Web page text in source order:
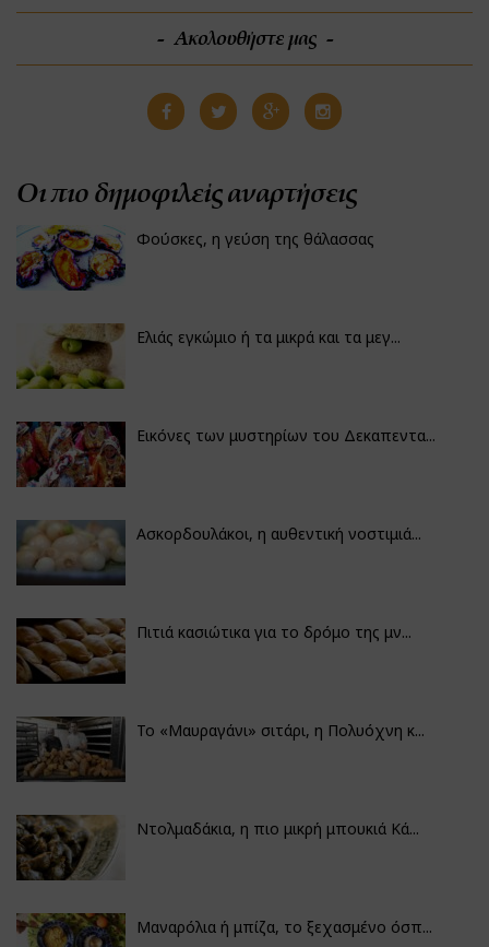
Ακολουθήστε μας
Οι πιο δημοφιλείς αναρτήσεις
Φούσκες, η γεύση της θάλασσας
Ελιάς εγκώμιο ή τα μικρά και τα μεγ...
Εικόνες των μυστηρίων του Δεκαπεντα...
Ασκορδουλάκοι, η αυθεντική νοστιμιά...
Πιτιά κασιώτικα για το δρόμο της μν...
Το «Μαυραγάνι» σιτάρι, η Πολυόχνη κ...
Ντολμαδάκια, η πιο μικρή μπουκιά Κά...
Μαναρόλια ή μπίζα, το ξεχασμένο όσπ...